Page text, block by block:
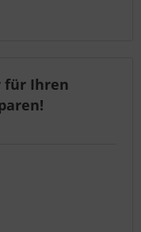
für Ihren